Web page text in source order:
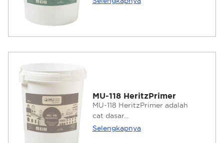
MU-118 HeritzPrimer
MU-118 HeritzPrimer adalah
cat dasar...
Selengkapnya